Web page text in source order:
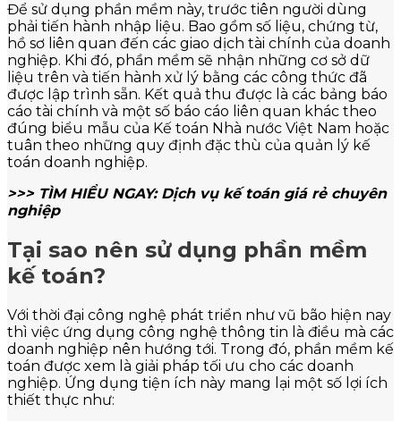
Để sử dụng phần mềm này, trước tiên người dùng
phải tiến hành nhập liệu. Bao gồm số liệu, chứng từ,
hồ sơ liên quan đến các giao dịch tài chính của doanh
nghiệp. Khi đó, phần mềm sẽ nhận những cơ sở dữ
liệu trên và tiến hành xử lý bằng các công thức đã
được lập trình sẵn. Kết quả thu được là các bảng báo
cáo tài chính và một số báo cáo liên quan khác theo
đúng biểu mẫu của Kế toán Nhà nước Việt Nam hoặc
tuân theo những quy định đặc thù của quản lý kế
toán doanh nghiệp.
>>> TÌM HIỂU NGAY: Dịch vụ kế toán giá rẻ chuyên
nghiệp
Tại sao nên sử dụng phần mềm
kế toán?
Với thời đại công nghệ phát triển như vũ bão hiện nay
thì việc ứng dụng công nghệ thông tin là điều mà các
doanh nghiệp nên hướng tới. Trong đó, phần mềm kế
toán được xem là giải pháp tối ưu cho các doanh
nghiệp. Ứng dụng tiện ích này mang lại một số lợi ích
thiết thực như: